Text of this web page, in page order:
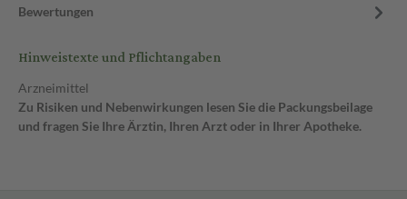
Bewertungen
Hinweistexte und Pflichtangaben
Arzneimittel
Zu Risiken und Nebenwirkungen lesen Sie die Packungsbeilage
und fragen Sie Ihre Ärztin, Ihren Arzt oder in Ihrer Apotheke.